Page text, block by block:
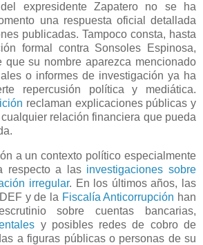
expresidente Zapatero no se ha
una respuesta oficial detallada
publicadas. Tampoco consta, hasta
formal contra Sonsoles Espinosa,
su nombre aparezca mencionado
o informes de investigación ya ha
repercusión política y mediática.
reclaman explicaciones públicas y
relación financiera que pueda
a un contexto político especialmente
respecto a las investigaciones sobre
irregular. En los últimos años, las
y de la Fiscalía Anticorrupción han
sobre cuentas bancarias,
y posibles redes de cobro de
a figuras públicas o personas de su